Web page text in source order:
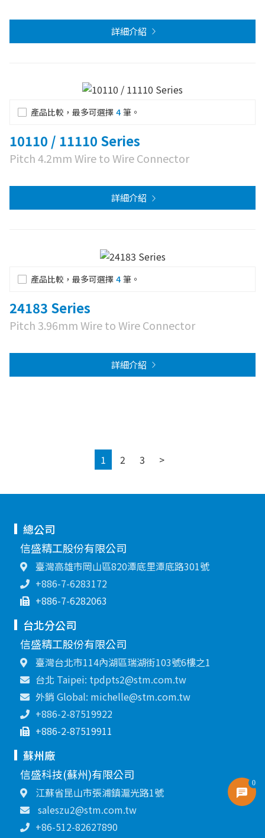
詳細介紹
產品比較，最多可選擇 4 筆。
10110 / 11110 Series
Pitch 4.2mm Wire to Wire Connector
詳細介紹
產品比較，最多可選擇 4 筆。
24183 Series
Pitch 3.96mm Wire to Wire Connector
詳細介紹
1 2 3 >Next
總公司
信盛精工股份有限公司
臺灣高雄市岡山區820潭底里潭底路301號
+886-7-6283172
+886-7-6282063
台北分公司
信盛精工股份有限公司
臺灣台北市114內湖區瑞湖街103號6樓之1
台北 Taipei: tpdpts2@stm.com.tw
外銷 Global: michelle@stm.com.tw
+886-2-87519922
+886-2-87519911
蘇州廠
信盛科技(蘇州)有限公司
江蘇省昆山市張浦鎮滬光路1號
saleszu2@stm.com.tw
+86-512-82627890
0